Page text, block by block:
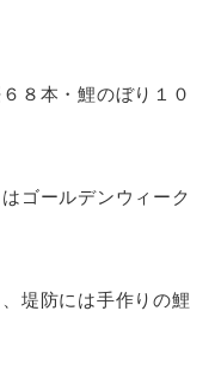
８本・鯉のぼり１０
ゴールデンウィーク
堤防には手作りの鯉